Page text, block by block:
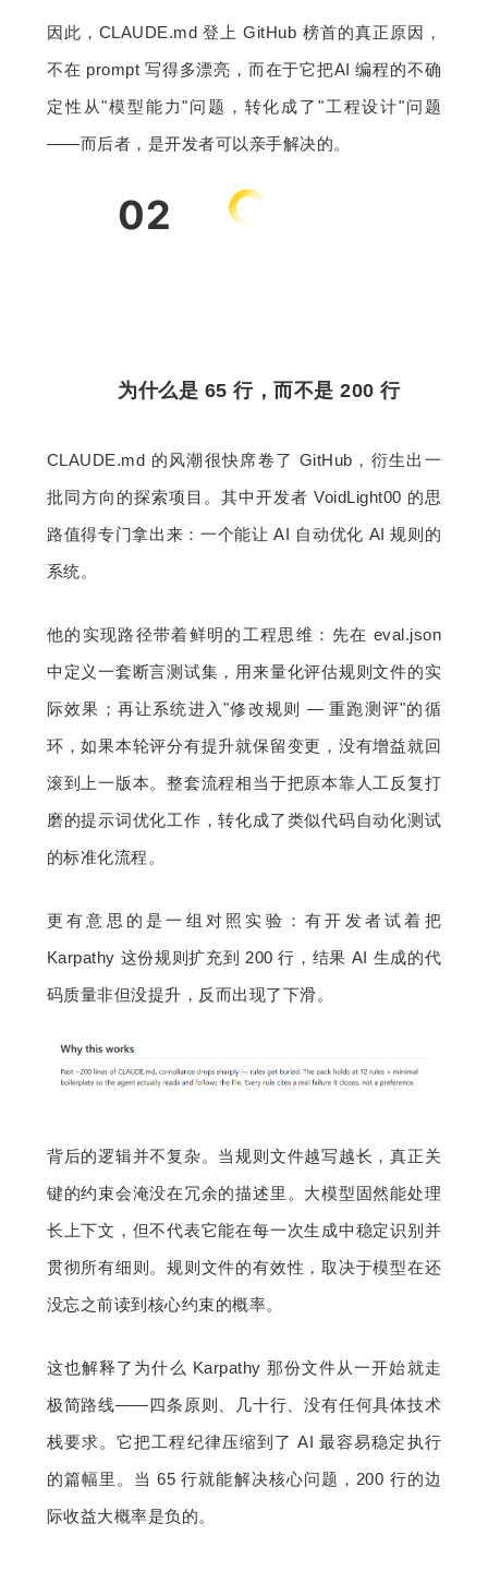
因此，CLAUDE.md 登上 GitHub 榜首的真正原因，
不在 prompt 写得多漂亮，而在于它把AI 编程的不确
定性从"模型能力"问题，转化成了"工程设计"问题
——而后者，是开发者可以亲手解决的。
02
为什么是 65 行，而不是 200 行
CLAUDE.md 的风潮很快席卷了 GitHub，衍生出一
批同方向的探索项目。其中开发者 VoidLight00 的思
路值得专门拿出来：一个能让 AI 自动优化 AI 规则的
系统。
他的实现路径带着鲜明的工程思维：先在 eval.json
中定义一套断言测试集，用来量化评估规则文件的实
际效果；再让系统进入"修改规则 — 重跑测评"的循
环，如果本轮评分有提升就保留变更，没有增益就回
滚到上一版本。整套流程相当于把原本靠人工反复打
磨的提示词优化工作，转化成了类似代码自动化测试
的标准化流程。
更有意思的是一组对照实验：有开发者试着把
Karpathy 这份规则扩充到 200 行，结果 AI 生成的代
码质量非但没提升，反而出现了下滑。
背后的逻辑并不复杂。当规则文件越写越长，真正关
键的约束会淹没在冗余的描述里。大模型固然能处理
长上下文，但不代表它能在每一次生成中稳定识别并
贯彻所有细则。规则文件的有效性，取决于模型在还
没忘之前读到核心约束的概率。
这也解释了为什么 Karpathy 那份文件从一开始就走
极简路线——四条原则、几十行、没有任何具体技术
栈要求。它把工程纪律压缩到了 AI 最容易稳定执行
的篇幅里。当 65 行就能解决核心问题，200 行的边
际收益大概率是负的。